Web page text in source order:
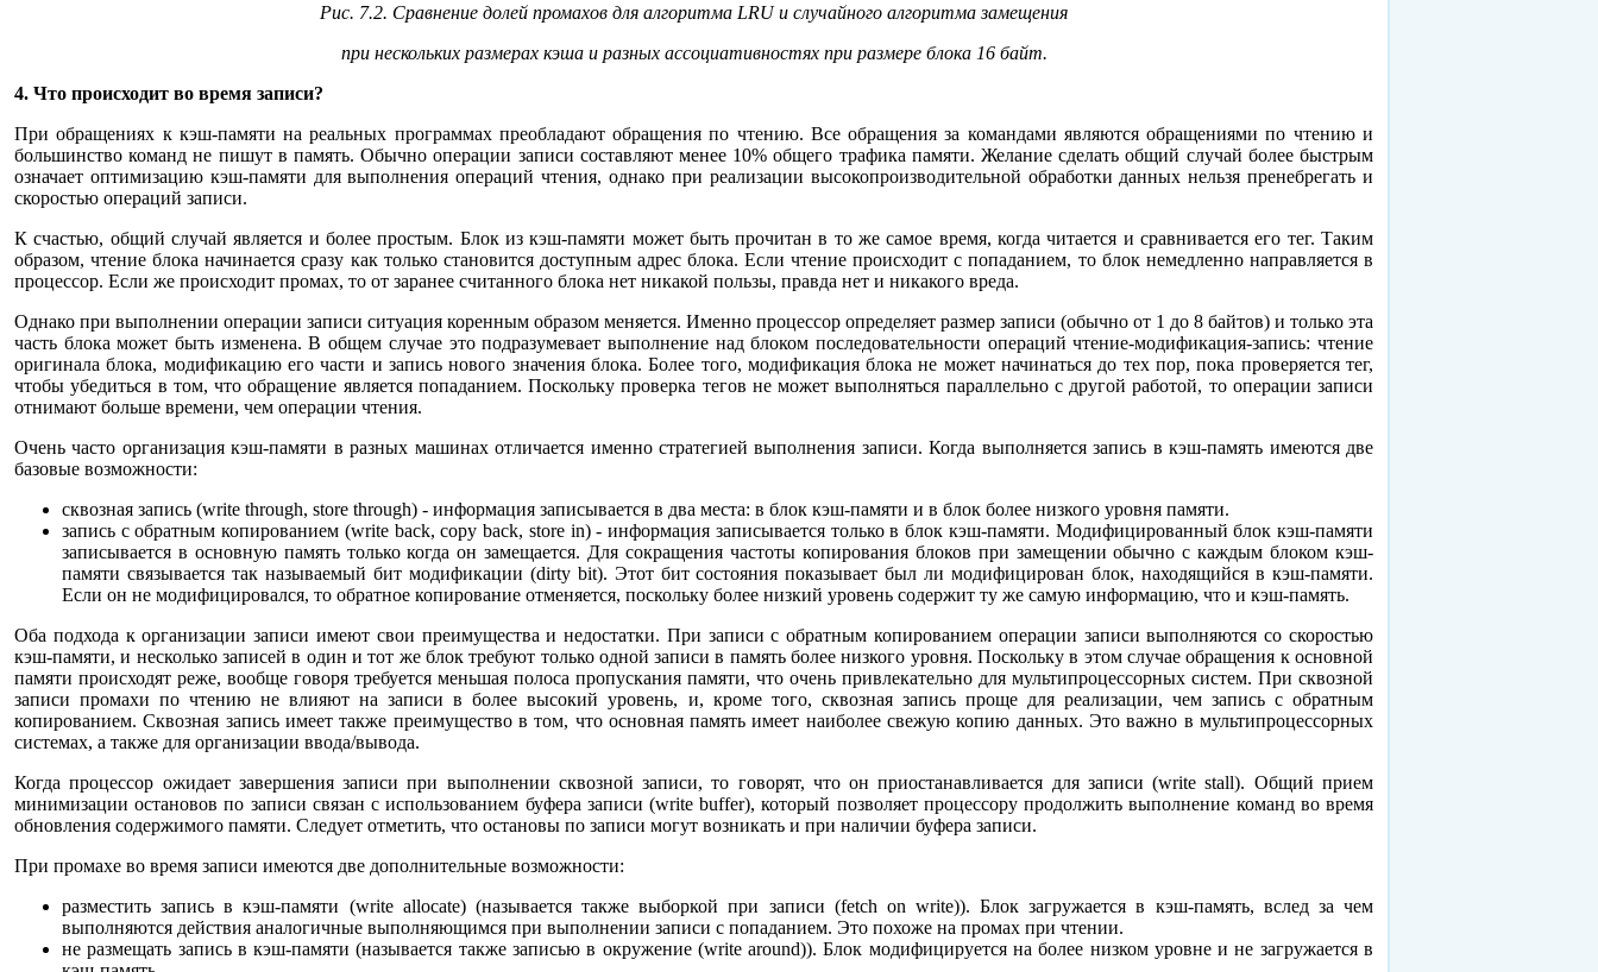
Рис. 7.2. Сравнение долей промахов для алгоритма LRU и случайного алгоритма замещения
при нескольких размерах кэша и разных ассоциативностях при размере блока 16 байт.
4. Что происходит во время записи?
При обращениях к кэш-памяти на реальных программах преобладают обращения по чтению. Все обращения за командами являются обращениями по чтению и
большинство команд не пишут в память. Обычно операции записи составляют менее 10% общего трафика памяти. Желание сделать общий случай более быстрым
означает оптимизацию кэш-памяти для выполнения операций чтения, однако при реализации высокопроизводительной обработки данных нельзя пренебрегать и
скоростью операций записи.
К счастью, общий случай является и более простым. Блок из кэш-памяти может быть прочитан в то же самое время, когда читается и сравнивается его тег. Таким
образом, чтение блока начинается сразу как только становится доступным адрес блока. Если чтение происходит с попаданием, то блок немедленно направляется в
процессор. Если же происходит промах, то от заранее считанного блока нет никакой пользы, правда нет и никакого вреда.
Однако при выполнении операции записи ситуация коренным образом меняется. Именно процессор определяет размер записи (обычно от 1 до 8 байтов) и только эта
часть блока может быть изменена. В общем случае это подразумевает выполнение над блоком последовательности операций чтение-модификация-запись: чтение
оригинала блока, модификацию его части и запись нового значения блока. Более того, модификация блока не может начинаться до тех пор, пока проверяется тег,
чтобы убедиться в том, что обращение является попаданием. Поскольку проверка тегов не может выполняться параллельно с другой работой, то операции записи
отнимают больше времени, чем операции чтения.
Очень часто организация кэш-памяти в разных машинах отличается именно стратегией выполнения записи. Когда выполняется запись в кэш-память имеются две
базовые возможности:
сквозная запись (write through, store through) - информация записывается в два места: в блок кэш-памяти и в блок более низкого уровня памяти.
запись с обратным копированием (write back, copy back, store in) - информация записывается только в блок кэш-памяти. Модифицированный блок кэш-памяти
записывается в основную память только когда он замещается. Для сокращения частоты копирования блоков при замещении обычно с каждым блоком кэш-
памяти связывается так называемый бит модификации (dirty bit). Этот бит состояния показывает был ли модифицирован блок, находящийся в кэш-памяти.
Если он не модифицировался, то обратное копирование отменяется, поскольку более низкий уровень содержит ту же самую информацию, что и кэш-память.
Оба подхода к организации записи имеют свои преимущества и недостатки. При записи с обратным копированием операции записи выполняются со скоростью
кэш-памяти, и несколько записей в один и тот же блок требуют только одной записи в память более низкого уровня. Поскольку в этом случае обращения к основной
памяти происходят реже, вообще говоря требуется меньшая полоса пропускания памяти, что очень привлекательно для мультипроцессорных систем. При сквозной
записи промахи по чтению не влияют на записи в более высокий уровень, и, кроме того, сквозная запись проще для реализации, чем запись с обратным
копированием. Сквозная запись имеет также преимущество в том, что основная память имеет наиболее свежую копию данных. Это важно в мультипроцессорных
системах, а также для организации ввода/вывода.
Когда процессор ожидает завершения записи при выполнении сквозной записи, то говорят, что он приостанавливается для записи (write stall). Общий прием
минимизации остановов по записи связан с использованием буфера записи (write buffer), который позволяет процессору продолжить выполнение команд во время
обновления содержимого памяти. Следует отметить, что остановы по записи могут возникать и при наличии буфера записи.
При промахе во время записи имеются две дополнительные возможности:
разместить запись в кэш-памяти (write allocate) (называется также выборкой при записи (fetch on write)). Блок загружается в кэш-память, вслед за чем
выполняются действия аналогичные выполняющимся при выполнении записи с попаданием. Это похоже на промах при чтении.
не размещать запись в кэш-памяти (называется также записью в окружение (write around)). Блок модифицируется на более низком уровне и не загружается в